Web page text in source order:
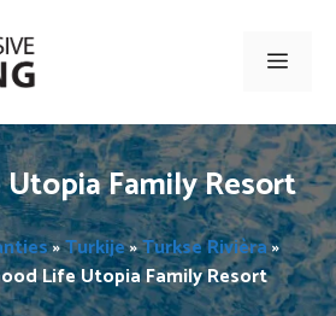
Menu
Family Resort
»Turkije»Turkse Rivièra»
Life Utopia Family Resort